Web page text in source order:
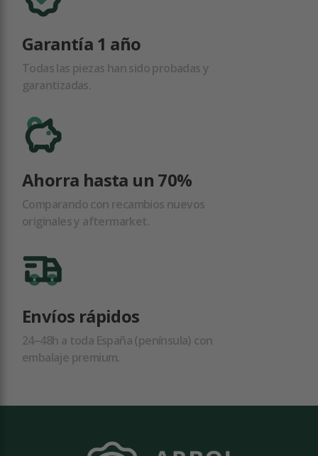
Garantía 1 año
Todas las piezas han sido probadas y
garantizadas.
Ahorra hasta un 70%
Comparando con recambios nuevos
originales y aftermarket.
Envíos rápidos
24–48h a toda España (península) con
embalaje premium.